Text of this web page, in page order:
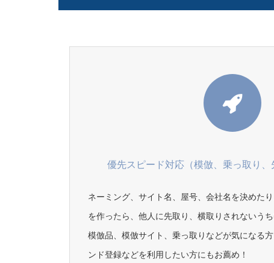
優先スピード対応（模倣、乗っ取り、
ネーミング、サイト名、屋号、会社名を決めた
を作ったら、他人に先取り、横取りされないう
模倣品、模倣サイト、乗っ取りなどが気になる
ンド登録などを利用したい方にもお薦め！